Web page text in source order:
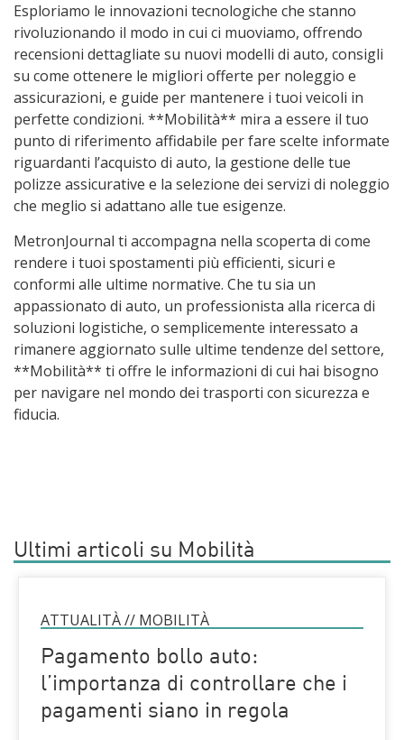
Esploriamo le innovazioni tecnologiche che stanno
rivoluzionando il modo in cui ci muoviamo, offrendo
recensioni dettagliate su nuovi modelli di auto, consigli
su come ottenere le migliori offerte per noleggio e
assicurazioni, e guide per mantenere i tuoi veicoli in
perfette condizioni. **Mobilità** mira a essere il tuo
punto di riferimento affidabile per fare scelte informate
riguardanti l’acquisto di auto, la gestione delle tue
polizze assicurative e la selezione dei servizi di noleggio
che meglio si adattano alle tue esigenze.
MetronJournal ti accompagna nella scoperta di come
rendere i tuoi spostamenti più efficienti, sicuri e
conformi alle ultime normative. Che tu sia un
appassionato di auto, un professionista alla ricerca di
soluzioni logistiche, o semplicemente interessato a
rimanere aggiornato sulle ultime tendenze del settore,
**Mobilità** ti offre le informazioni di cui hai bisogno
per navigare nel mondo dei trasporti con sicurezza e
fiducia.
Ultimi articoli su Mobilità
ATTUALITÀ// MOBILITÀ
Pagamento bollo auto:
l’importanza di controllare che i
pagamenti siano in regola